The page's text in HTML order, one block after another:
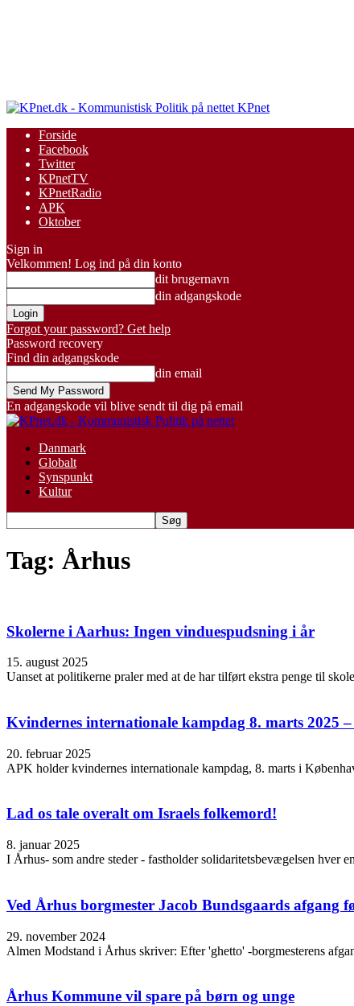
KPnet
Forside
Facebook
Twitter
KPnetTV
KPnetRadio
APK
Oktober
Sign in
Velkommen! Log ind på din konto
dit brugernavn
din adgangskode
Forgot your password? Get help
Password recovery
Find din adgangskode
din email
En adgangskode vil blive sendt til dig på email
Danmark
Globalt
Synspunkt
Kultur
Tag: Århus
Skolerne i Aarhus: Ingen vinduespudsning i år
15. august 2025
Uanset at politikerne praler med at de har tilført ekstra penge til
Kvindernes internationale kampdag 8. marts 2025
20. februar 2025
APK holder kvindernes internationale kampdag, 8. marts i
Lad os tale overalt om Israels folkemord!
8. januar 2025
I Århus- som andre steder - fastholder solidaritetsbevægelsen hver
Ved Århus borgmester Jacob Bundsgaards
29. november 2024
Almen Modstand i Århus skriver: Efter 'ghetto' -borgmesterens
Århus Kommune vil spare på børn og unge